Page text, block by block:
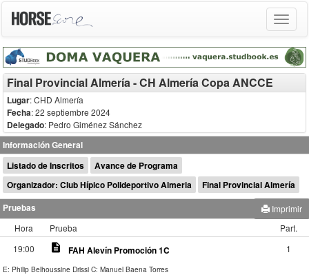
Toggle
Final Provincial Almería - CH Almería Copa ANCCE
Lugar: CHD Almería
Fecha: 22 septiembre 2024
Delegado: Pedro Giménez Sánchez
Información General
Listado de Inscritos
Avance de Programa
Organizador: Club Hípico Polideportivo Almeria
Final Provincial Almería
Pruebas
Imprimir
Hora
Prueba
Part.
19:00
description FAH Alevín Promoción 1C 1
E: Philip Belhoussine Drissi C: Manuel Baena Torres